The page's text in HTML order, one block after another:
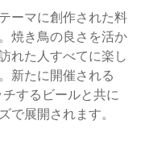
ーマに創作された料
焼き鳥の良さを活か
れた人すべてに楽し
新たに開催される
するビールと共に
で展開されます。